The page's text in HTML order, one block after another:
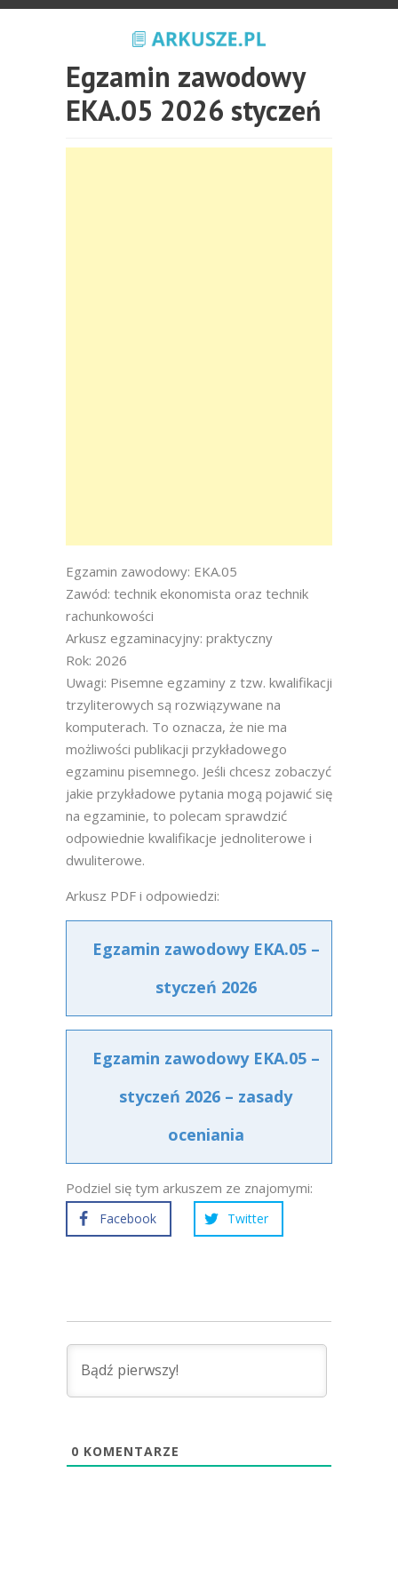
Egzamin zawodowy
EKA.05 2026 styczeń
Egzamin zawodowy: EKA.05
Zawód: technik ekonomista oraz technik
rachunkowości
Arkusz egzaminacyjny: praktyczny
Rok: 2026
Uwagi: Pisemne egzaminy z tzw. kwalifikacji
trzyliterowych są rozwiązywane na
komputerach. To oznacza, że nie ma
możliwości publikacji przykładowego
egzaminu pisemnego. Jeśli chcesz zobaczyć
jakie przykładowe pytania mogą pojawić się
na egzaminie, to polecam sprawdzić
odpowiednie kwalifikacje jednoliterowe i
dwuliterowe.
Arkusz PDF i odpowiedzi:
Egzamin zawodowy EKA.05 –
styczeń 2026
Egzamin zawodowy EKA.05 –
styczeń 2026 – zasady
oceniania
Podziel się tym arkuszem ze znajomymi:
Facebook Twitter
0 KOMENTARZE